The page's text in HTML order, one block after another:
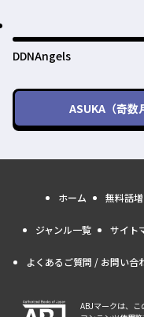
DDNAngels
ASUKA（奇数
ホーム 無料話
ジャンル一覧 サイト
よくあるご質問 / お問い合
ABJマークは、